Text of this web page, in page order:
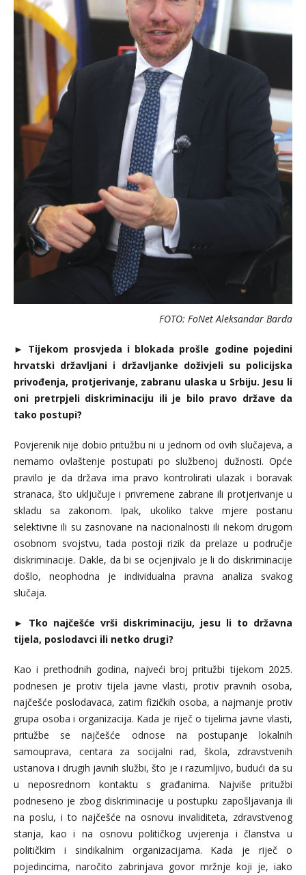
FOTO: FoNet Aleksandar Barda
► Tijekom prosvjeda i blokada prošle godine pojedini
hrvatski državljani i državljanke doživjeli su policijska
privođenja, protjerivanje, zabranu ulaska u Srbiju. Jesu li
oni pretrpjeli diskriminaciju ili je bilo pravo države da
tako postupi?
Povjerenik nije dobio pritužbu ni u jednom od ovih slučajeva, a
nemamo ovlaštenje postupati po službenoj dužnosti. Opće
pravilo je da država ima pravo kontrolirati ulazak i boravak
stranaca, što uključuje i privremene zabrane ili protjerivanje u
skladu sa zakonom. Ipak, ukoliko takve mjere postanu
selektivne ili su zasnovane na nacionalnosti ili nekom drugom
osobnom svojstvu, tada postoji rizik da prelaze u područje
diskriminacije. Dakle, da bi se ocjenjivalo je li do diskriminacije
došlo, neophodna je individualna pravna analiza svakog
slučaja.
► Tko najčešće vrši diskriminaciju, jesu li to državna
tijela, poslodavci ili netko drugi?
Kao i prethodnih godina, najveći broj pritužbi tijekom 2025.
podnesen je protiv tijela javne vlasti, protiv pravnih osoba,
najčešće poslodavaca, zatim fizičkih osoba, a najmanje protiv
grupa osoba i organizacija. Kada je riječ o tijelima javne vlasti,
pritužbe se najčešće odnose na postupanje lokalnih
samouprava, centara za socijalni rad, škola, zdravstvenih
ustanova i drugih javnih službi, što je i razumljivo, budući da su
u neposrednom kontaktu s građanima. Najviše pritužbi
podneseno je zbog diskriminacije u postupku zapošljavanja ili
na poslu, i to najčešće na osnovu invaliditeta, zdravstvenog
stanja, kao i na osnovu političkog uvjerenja i članstva u
političkim i sindikalnim organizacijama. Kada je riječ o
pojedincima, naročito zabrinjava govor mržnje koji je, iako